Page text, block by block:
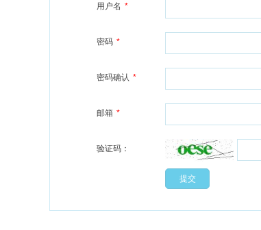
用户名 *
密码 *
密码确认 *
邮箱 *
验证码：